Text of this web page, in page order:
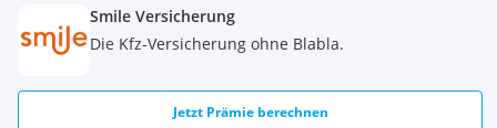
Smile Versicherung
Die Kfz-Versicherung ohne Blabla.
Jetzt Prämie berechnen